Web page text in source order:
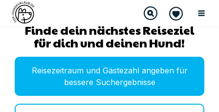
Finde dein nächstes Reiseziel
für dich und deinen Hund!
Reisezeitraum und Gästezahl angeben für
bessere Suchergebnisse